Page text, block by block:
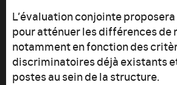
L’évaluation conjointe
pour atténuer les différences de
notamment en fonction des
discriminatoires déjà existants
postes au sein de la structure.